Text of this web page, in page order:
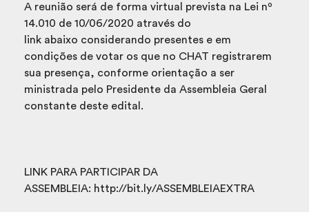
A reunião será de forma virtual prevista na Lei nº
14.010 de 10/06/2020 através do
link abaixo considerando presentes e em
condições de votar os que no CHAT registrarem
sua presença, conforme orientação a ser
ministrada pelo Presidente da Assembleia Geral
constante deste edital.
LINK PARA PARTICIPAR DA
ASSEMBLEIA: http://bit.ly/ASSEMBLEIAEXTRA